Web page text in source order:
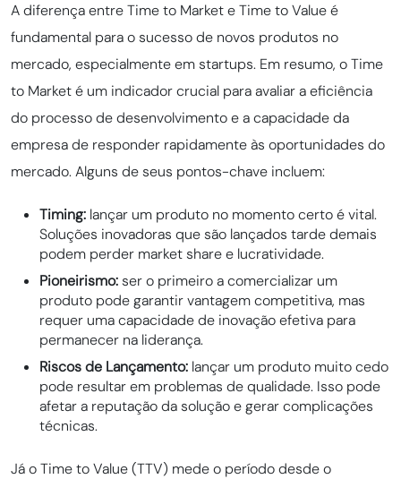
A diferença entre Time to Market e Time to Value é
fundamental para o sucesso de novos produtos no
mercado, especialmente em startups. Em resumo, o Time
to Market é um indicador crucial para avaliar a eficiência
do processo de desenvolvimento e a capacidade da
empresa de responder rapidamente às oportunidades do
mercado. Alguns de seus pontos-chave incluem:
Timing: lançar um produto no momento certo é vital.
Soluções inovadoras que são lançados tarde demais
podem perder market share e lucratividade.
Pioneirismo:ser o primeiro a comercializar um
produto pode garantir vantagem competitiva, mas
requer uma capacidade de inovação efetiva para
permanecer na liderança.
Riscos de Lançamento: lançar um produto muito cedo
pode resultar em problemas de qualidade. Isso pode
afetar a reputação da solução e gerar complicações
técnicas.
Já o Time to Value (TTV) mede o período desde o